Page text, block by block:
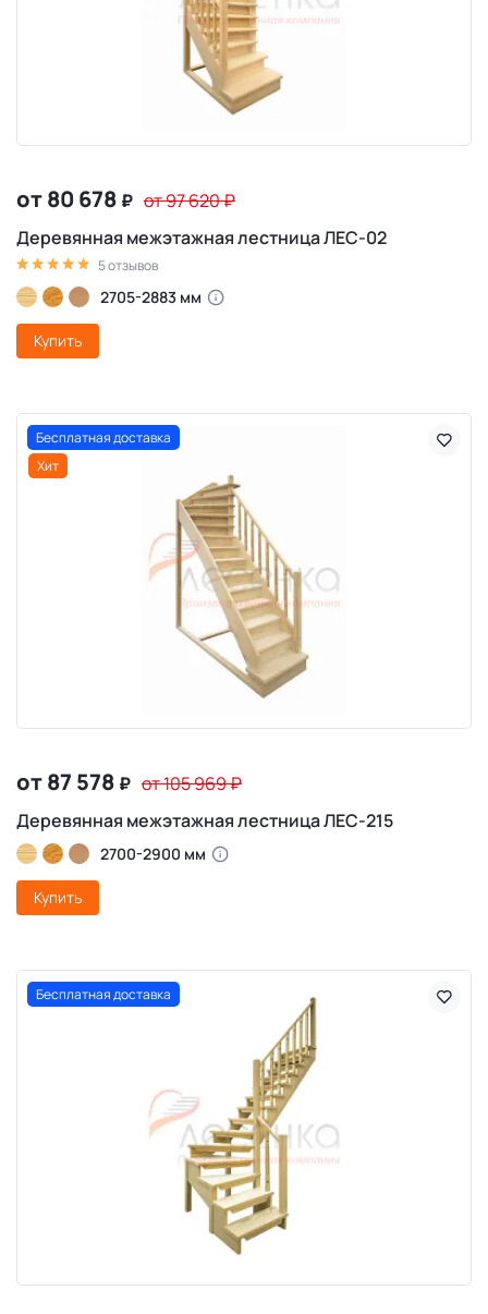
от 80 678 ₽ от 97 620₽
Деревянная межэтажная лестница ЛЕС-02
5 отзывов
2705-2883 мм
Купить
Бесплатная доставка
Хит
от 87 578 ₽ от 105 969₽
Деревянная межэтажная лестница ЛЕС-215
2700-2900 мм
Купить
Бесплатная доставка